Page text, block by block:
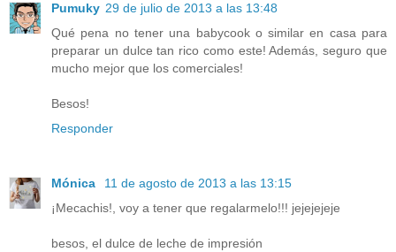
Pumuky 29 de julio de 2013 a las 13:48
Qué pena no tener una babycook o similar en casa para
preparar un dulce tan rico como este! Además, seguro que
mucho mejor que los comerciales!
Besos!
Responder
Mónica
11 de agosto de 2013 a las 13:15
¡Mecachis!, voy a tener que regalarmelo!!! jejejejeje
besos, el dulce de leche de impresión